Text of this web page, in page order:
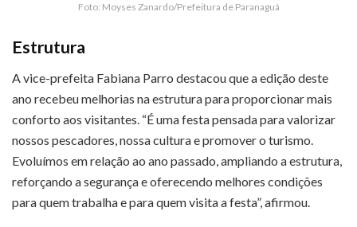
Foto: Moyses Zanardo/Prefeitura de Paranaguá
Estrutura
A vice-prefeita Fabiana Parro destacou que a edição deste
ano recebeu melhorias na estrutura para proporcionar mais
conforto aos visitantes. “É uma festa pensada para valorizar
nossos pescadores, nossa cultura e promover o turismo.
Evoluímos em relação ao ano passado, ampliando a estrutura,
reforçando a segurança e oferecendo melhores condições
para quem trabalha e para quem visita a festa”, afirmou.